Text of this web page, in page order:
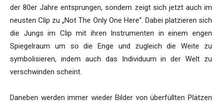
der 80er Jahre entsprungen, sondern zeigt sich jetzt auch im
neusten Clip zu „Not The Only One Here“. Dabei platzieren sich
die Jungs im Clip mit ihren Instrumenten in einem engen
Spiegelraum um so die Enge und zugleich die Weite zu
symbolisieren, indem auch das Individuum in der Welt zu
verschwinden scheint.
Daneben werden immer wieder Bilder von überfüllten Plätzen